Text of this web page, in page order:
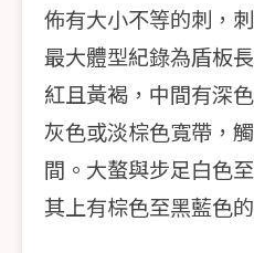
佈有大小不等的刺，
最大體型紀錄為盾板
紅且黃褐，中間有深
灰色或淡棕色寬帶，
間。大螯與步足白色
其上有棕色至黑藍色